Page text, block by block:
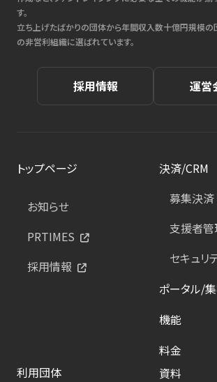
す。
立ち上げたばかりの団体から年間収入数十億円規模の
の非営利組織に選ばれています。
採用情報 運営
トップページ
お知らせ
PRTIMES
採用情報
決済/CRM
募集決済
支援者管
セキュリ
ポータル/
機能
料金
利用団体
資料